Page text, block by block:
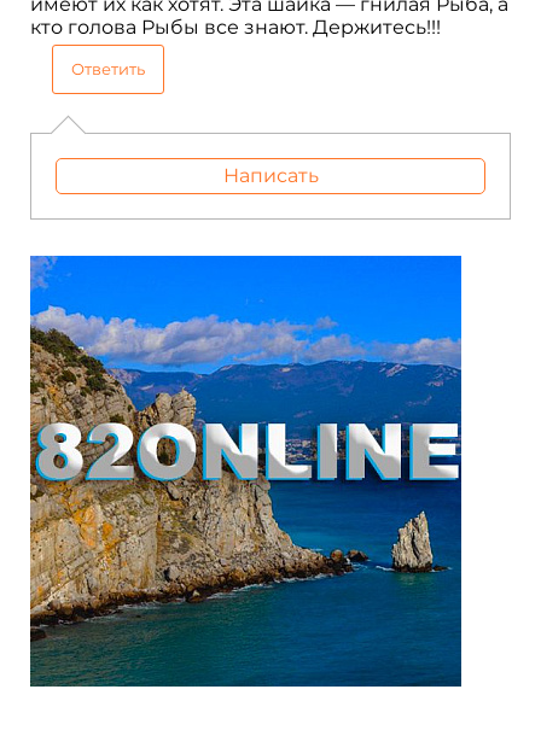
кто голова Рыбы все знают. Держитесь!!!
Ответить
Написать